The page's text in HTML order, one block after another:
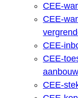
CEE-
CEE-
CEE-
CEE-
CEE-